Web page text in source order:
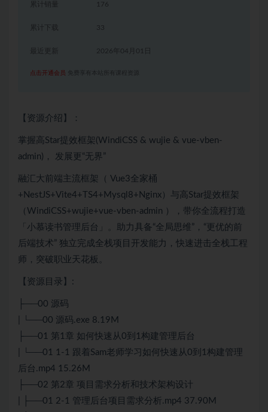
累计销量 176
累计下载 33
2026年04月01日
点击开通会员 免费享有本站所有课程资源
【资源介绍】：
掌握高Star提效框架(WindiCSS & wujie & vue-vben-
admin)， 发展更“无界”
融汇大前端主流框架（ Vue3全家桶
+ NestJS+Vite4+TS4+Mysql8+ Nginx ）与高Star提效框架
（WindiCSS+wujie+vue-vben-admin ），带你全流程打造
「小慕读书管理后台」。助力具备“全局思维”，“更优的前
后端技术” 独立完成全栈项目开发能力，快速进击全栈工程
师，突破职业天花板。
【资源目录】:
├──00 源码
| └──00 源码.exe 8.19M
├──01 第1章 如何快速从0到1构建管理后台
| └──01 1-1 跟着Sam老师学习如何快速从0到1构建管理
后台.mp4 15.26M
├──02 第2章 项目需求分析和技术架构设计
| ├──01 2-1 管理后台项目需求分析.mp4 37.90M